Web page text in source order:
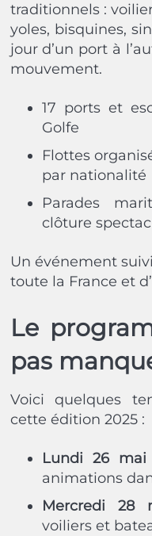
traditionnels :
yoles, bisquines,
jour d’un port à
mouvement.
17 ports et
Golfe
Flottes
par nationalité
Parades
clôture
Un événement
toute la France et
Le
pas
Voici quelques
cette édition 2025 :
Lundi 26 mai
animations
Mercredi 28
voiliers et